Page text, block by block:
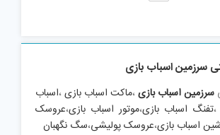
سرزمین اسباب بازی
سرزمین اسباب بازی،ماکت اسباب بازی،اسباب
،تفنگ اسباب بازی،موتور اسباب بازی،عروسک
اسباب بازی،عروسک پولیشی،سگ نگهبان